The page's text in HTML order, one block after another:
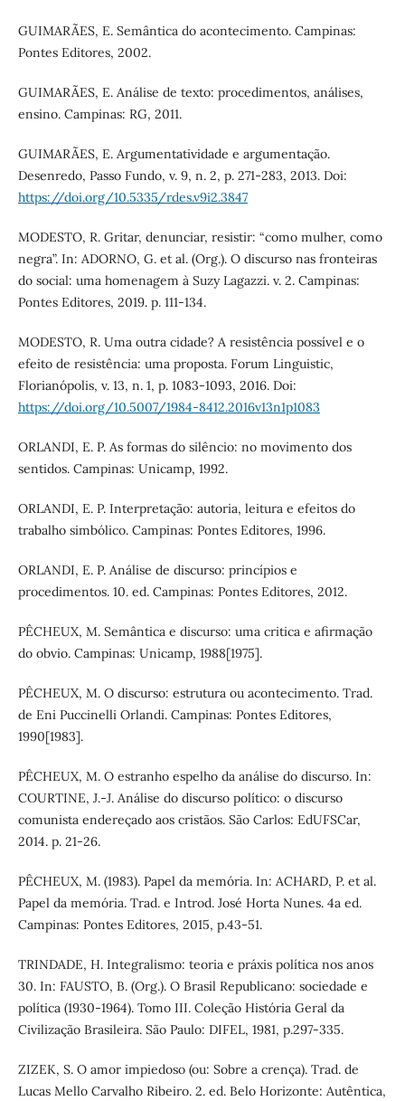
GUIMARÃES, E. Semântica do acontecimento. Campinas:
Pontes Editores, 2002.
GUIMARÃES, E. Análise de texto: procedimentos, análises,
ensino. Campinas: RG, 2011.
GUIMARÃES, E. Argumentatividade e argumentação.
Desenredo, Passo Fundo, v. 9, n. 2, p. 271-283, 2013. Doi:
https://doi.org/10.5335/rdes.v9i2.3847
MODESTO, R. Gritar, denunciar, resistir: “como mulher, como
negra”. In: ADORNO, G. et al. (Org.). O discurso nas fronteiras
do social: uma homenagem à Suzy Lagazzi. v. 2. Campinas:
Pontes Editores, 2019. p. 111-134.
MODESTO, R. Uma outra cidade? A resistência possível e o
efeito de resistência: uma proposta. Forum Linguistic,
Florianópolis, v. 13, n. 1, p. 1083-1093, 2016. Doi:
https://doi.org/10.5007/1984-8412.2016v13n1p1083
ORLANDI, E. P. As formas do silêncio: no movimento dos
sentidos. Campinas: Unicamp, 1992.
ORLANDI, E. P. Interpretação: autoria, leitura e efeitos do
trabalho simbólico. Campinas: Pontes Editores, 1996.
ORLANDI, E. P. Análise de discurso: princípios e
procedimentos. 10. ed. Campinas: Pontes Editores, 2012.
PÊCHEUX, M. Semântica e discurso: uma critica e afirmação
do obvio. Campinas: Unicamp, 1988[1975].
PÊCHEUX, M. O discurso: estrutura ou acontecimento. Trad.
de Eni Puccinelli Orlandi. Campinas: Pontes Editores,
1990[1983].
PÊCHEUX, M. O estranho espelho da análise do discurso. In:
COURTINE, J.-J. Análise do discurso político: o discurso
comunista endereçado aos cristãos. São Carlos: EdUFSCar,
2014. p. 21-26.
PÊCHEUX, M. (1983). Papel da memória. In: ACHARD, P. et al.
Papel da memória. Trad. e Introd. José Horta Nunes. 4a ed.
Campinas: Pontes Editores, 2015, p.43-51.
TRINDADE, H. Integralismo: teoria e práxis política nos anos
30. In: FAUSTO, B. (Org.). O Brasil Republicano: sociedade e
política (1930-1964). Tomo III. Coleção História Geral da
Civilização Brasileira. São Paulo: DIFEL, 1981, p.297-335.
ZIZEK, S. O amor impiedoso (ou: Sobre a crença). Trad. de
Lucas Mello Carvalho Ribeiro. 2. ed. Belo Horizonte: Autêntica,